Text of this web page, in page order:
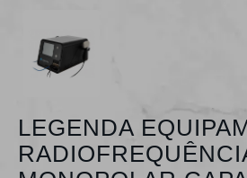
LEGENDA